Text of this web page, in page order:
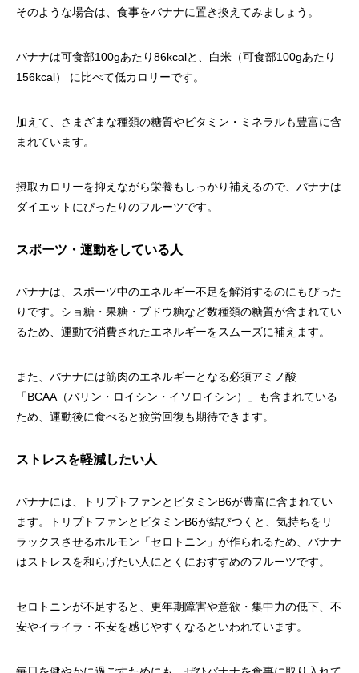
そのような場合は、食事をバナナに置き換えてみましょう。
バナナは可食部100gあたり86kcalと、白米（可食部100gあたり
156kcal） に比べて低カロリーです。
加えて、さまざまな種類の糖質やビタミン・ミネラルも豊富に含
まれています。
摂取カロリーを抑えながら栄養もしっかり補えるので、バナナは
ダイエットにぴったりのフルーツです。
スポーツ・運動をしている人
バナナは、スポーツ中のエネルギー不足を解消するのにもぴった
りです。ショ糖・果糖・ブドウ糖など数種類の糖質が含まれてい
るため、運動で消費されたエネルギーをスムーズに補えます。
また、バナナには筋肉のエネルギーとなる必須アミノ酸
「BCAA（バリン・ロイシン・イソロイシン）」も含まれている
ため、運動後に食べると疲労回復も期待できます。
ストレスを軽減したい人
バナナには、トリプトファンとビタミンB6が豊富に含まれてい
ます。トリプトファンとビタミンB6が結びつくと、気持ちをリ
ラックスさせるホルモン「セロトニン」が作られるため、バナナ
はストレスを和らげたい人にとくにおすすめのフルーツです。
セロトニンが不足すると、更年期障害や意欲・集中力の低下、不
安やイライラ・不安を感じやすくなるといわれています。